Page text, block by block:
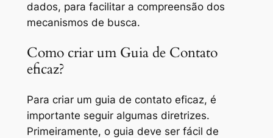
dados, para facilitar a compreensão dos
mecanismos de busca.
Como criar um Guia de Contato
eficaz?
Para criar um guia de contato eficaz, é
importante seguir algumas diretrizes.
Primeiramente, o guia deve ser fácil de